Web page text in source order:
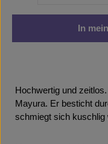
In
Hochwertig und
Mayura. Er besticht
schmiegt sich kuschlig